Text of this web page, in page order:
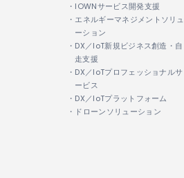
・IOWNサービス開発支援
・エネルギーマネジメントソリュ
ーション
・DX／IoT新規ビジネス創造・自
走支援
・DX／IoTプロフェッショナルサ
ービス
・DX／IoTプラットフォーム
・ドローンソリューション